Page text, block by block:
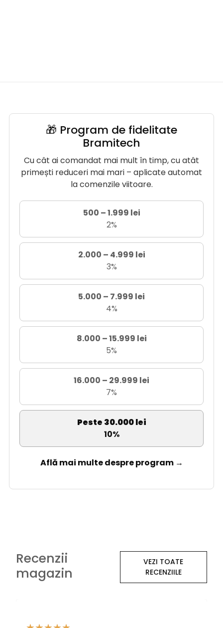
🎁 Program de fidelitate
Bramitech
Cu cât ai comandat mai mult în timp, cu atât
primești reduceri mai mari – aplicate automat
la comenzile viitoare.
500 – 1.999 lei
2%
2.000 – 4.999 lei
3%
5.000 – 7.999 lei
4%
8.000 – 15.999 lei
5%
16.000 – 29.999 lei
7%
Peste 30.000 lei
10%
Află mai multe despre program →
Recenzii
magazin
VEZI TOATE
RECENZIILE